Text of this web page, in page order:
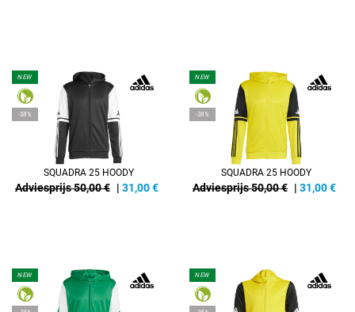
NEW
-38%
SQUADRA 25 HOODY
Adviesprijs 50,00 € | 31,00€
NEW
-38%
SQUADRA 25 HOODY
Adviesprijs 50,00 € | 31,00€
NEW NEW